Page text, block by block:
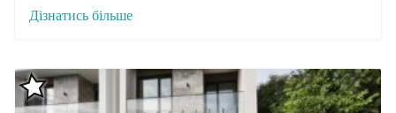
Дізнатись більше